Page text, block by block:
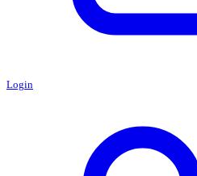
Login